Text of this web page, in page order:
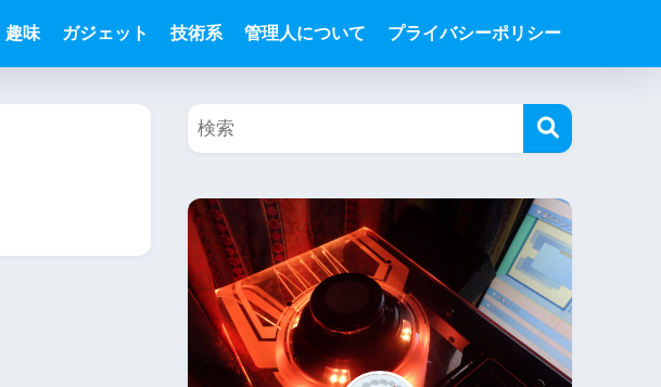
趣味 ガジェット 技術系 管理人について プライバシーポリシー